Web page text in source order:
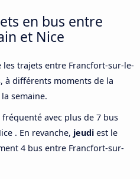
en bus entre
et Nice
trajets entre Francfort-sur-le-
à différents moments de la
semaine.
avec plus de 7 bus
. En revanche, jeudi est le
4 bus entre Francfort-sur-